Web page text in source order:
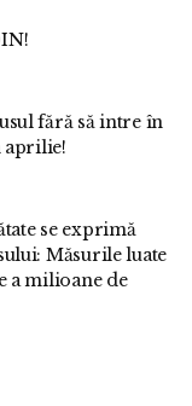
fără să intre în
aprilie!
se exprimă
Măsurile luate
a milioane de